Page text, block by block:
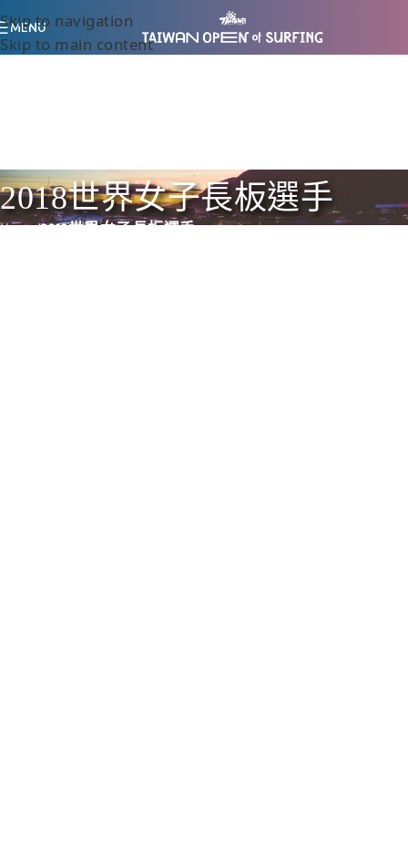
Skip to navigation
Skip to main content
MENU
2018世界女子長板選手
Home/2018世界女子長板選手